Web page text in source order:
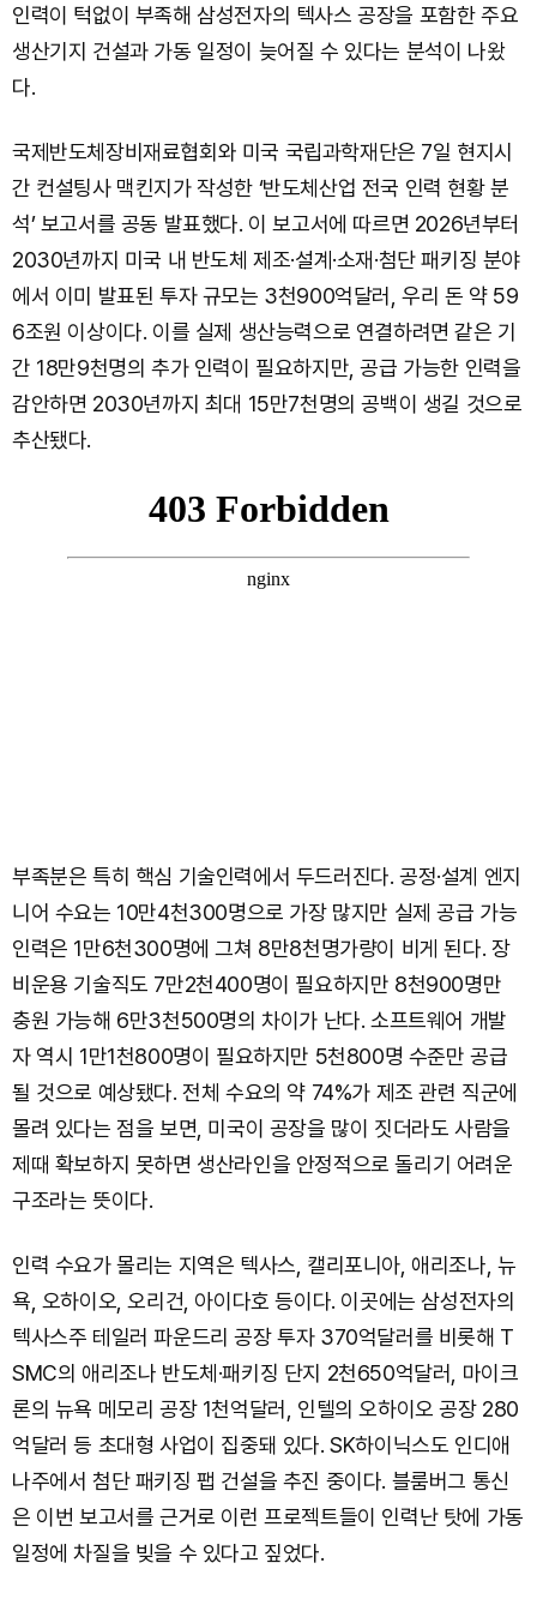
인력이 턱없이 부족해 삼성전자의 텍사스 공장을 포함한 주요
생산기지 건설과 가동 일정이 늦어질 수 있다는 분석이 나왔
다.
국제반도체장비재료협회와 미국 국립과학재단은 7일 현지시
간 컨설팅사 맥킨지가 작성한 ‘반도체산업 전국 인력 현황 분
석’ 보고서를 공동 발표했다. 이 보고서에 따르면 2026년부터
2030년까지 미국 내 반도체 제조·설계·소재·첨단 패키징 분야
에서 이미 발표된 투자 규모는 3천900억달러, 우리 돈 약 59
6조원 이상이다. 이를 실제 생산능력으로 연결하려면 같은 기
간 18만9천명의 추가 인력이 필요하지만, 공급 가능한 인력을
감안하면 2030년까지 최대 15만7천명의 공백이 생길 것으로
추산됐다.
부족분은 특히 핵심 기술인력에서 두드러진다. 공정·설계 엔지
니어 수요는 10만4천300명으로 가장 많지만 실제 공급 가능
인력은 1만6천300명에 그쳐 8만8천명가량이 비게 된다. 장
비운용 기술직도 7만2천400명이 필요하지만 8천900명만
충원 가능해 6만3천500명의 차이가 난다. 소프트웨어 개발
자 역시 1만1천800명이 필요하지만 5천800명 수준만 공급
될 것으로 예상됐다. 전체 수요의 약 74%가 제조 관련 직군에
몰려 있다는 점을 보면, 미국이 공장을 많이 짓더라도 사람을
제때 확보하지 못하면 생산라인을 안정적으로 돌리기 어려운
구조라는 뜻이다.
인력 수요가 몰리는 지역은 텍사스, 캘리포니아, 애리조나, 뉴
욕, 오하이오, 오리건, 아이다호 등이다. 이곳에는 삼성전자의
텍사스주 테일러 파운드리 공장 투자 370억달러를 비롯해 T
SMC의 애리조나 반도체·패키징 단지 2천650억달러, 마이크
론의 뉴욕 메모리 공장 1천억달러, 인텔의 오하이오 공장 280
억달러 등 초대형 사업이 집중돼 있다. SK하이닉스도 인디애
나주에서 첨단 패키징 팹 건설을 추진 중이다. 블룸버그 통신
은 이번 보고서를 근거로 이런 프로젝트들이 인력난 탓에 가동
일정에 차질을 빚을 수 있다고 짚었다.